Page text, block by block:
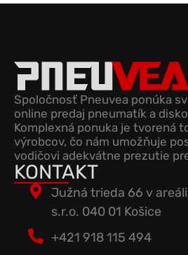
Spoločnosť Pneuvea ponúka
online predaj pneumatík a
Komplexná ponuka je tvorená
výrobcov, čo nám umožňuje
vodičovi adekvátne prezutie
KONTAKT
Južná trieda 66 v areáli
s.r.o. 040 01 Košice
+421 918 115 494